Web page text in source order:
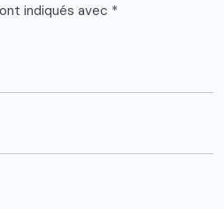
indiqués avec *